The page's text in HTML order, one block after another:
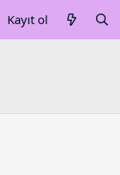
Kayıt ol